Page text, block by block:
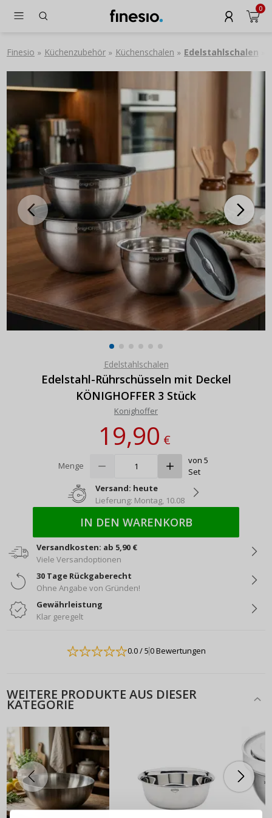
0
Finesio » Küchenzubehör » Küchenschalen » Edelstahlschalen
Edelstahlschalen
Edelstahl-Rührschüsseln mit Deckel
KÖNIGHOFFER 3 Stück
Konighoffer
19,90€
Menge
von 5
Set
Versand: heute
Lieferung: Montag, 10.08
IN DEN WARENKORB
Versandkosten: ab 5,90 €
Viele Versandoptionen
30 Tage Rückgaberecht
Ohne Angabe von Gründen!
Gewährleistung
Klar geregelt
0.0/ 50 Bewertungen
WEITERE PRODUKTE AUS DIESER
KATEGORIE
ANMELDEN REGISTRIEREN